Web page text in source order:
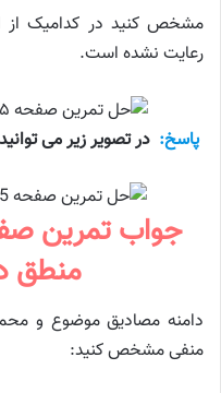
مشخص کنید در کدامیک از
رعایت نشده است.
پاسخ: در تصویر زیر می
منطق
دامنه مصادیق موضوع و
منفی مشخص کنید: